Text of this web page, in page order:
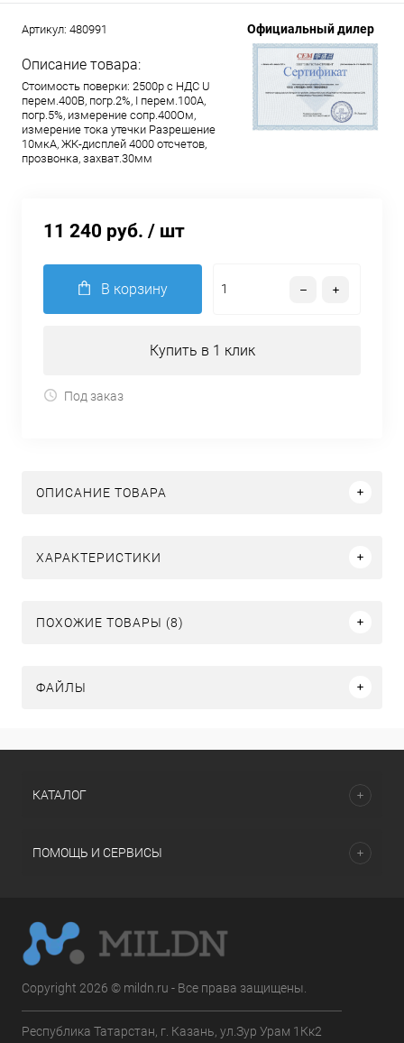
Артикул: 480991
Описание товара:
Стоимость поверки: 2500р с НДС U
перем.400В, погр.2%, I перем.100A,
погр.5%, измерение сопр.400Ом,
измерение тока утечки Разрешение
10мкА, ЖК-дисплей 4000 отсчетов,
прозвонка, захват.30мм
Официальный дилер
11 240 руб. / шт
В корзину
Купить в 1 клик
Под заказ
ОПИСАНИЕ ТОВАРА
ХАРАКТЕРИСТИКИ
ПОХОЖИЕ ТОВАРЫ (8)
ФАЙЛЫ
КАТАЛОГ
ПОМОЩЬ И СЕРВИСЫ
Copyright 2026 © mildn.ru - Все права защищены.
Республика Татарстан, г. Казань, ул.Зур Урам 1Кк2